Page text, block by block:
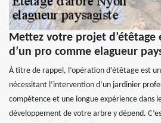
Mettez votre projet d’étêtage
d’un pro comme elagueur
À titre de rappel, l’opération d’étêtage est
nécessitant l’intervention d’un jardinier
compétence et une longue expérience dans
développement de votre arbre y dépend.